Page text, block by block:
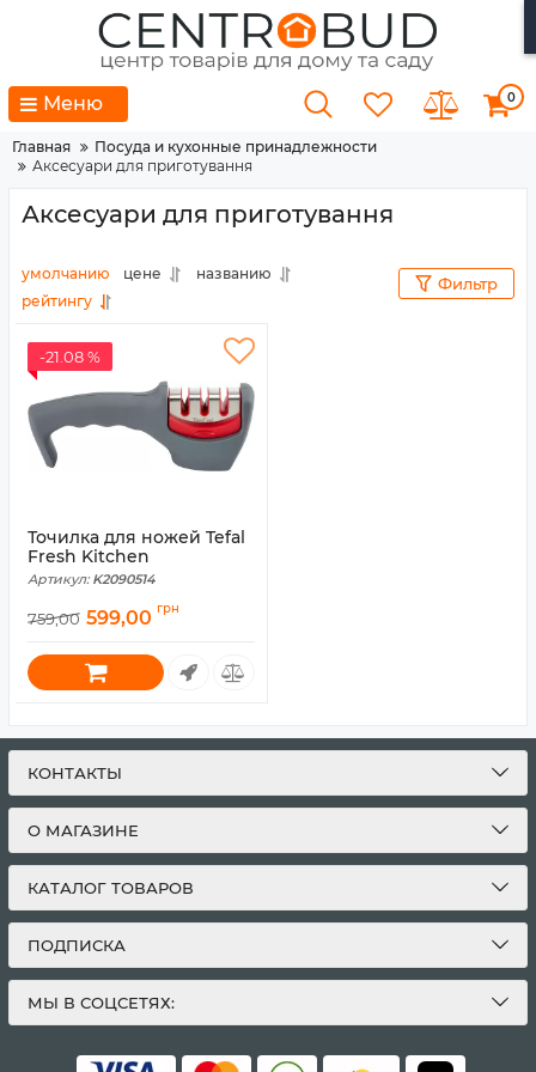
Меню 0
Главная
Посуда и кухонные принадлежности
Аксесуари для приготування
Аксесуари для приготування
умолчанию цене
названию
рейтингу
Фильтр
-21.08 %
Точилка для ножей Tefal
Fresh Kitchen
Артикул: K2090514
759,00 599,00 грн
КОНТАКТЫ
О МАГАЗИНЕ
КАТАЛОГ ТОВАРОВ
ПОДПИСКА
МЫ В СОЦСЕТЯХ: